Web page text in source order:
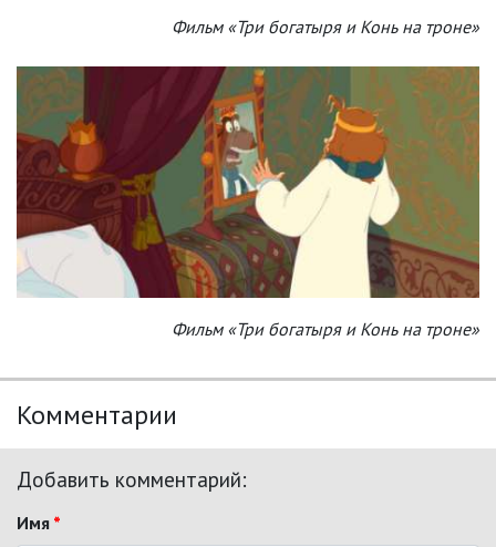
Фильм «Три богатыря и Конь на троне»
Фильм «Три богатыря и Конь на троне»
Комментарии
Добавить комментарий:
Имя *